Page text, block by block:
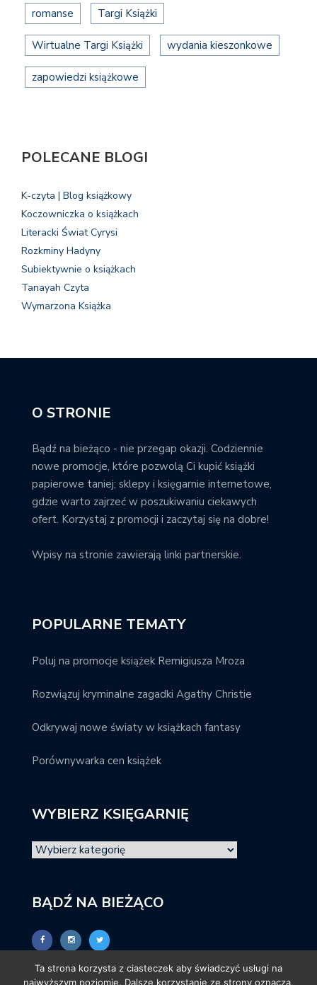
romanse Targi Książki
Wirtualne Targi Książki wydania kieszonkowe
zapowiedzi książkowe
POLECANE BLOGI
K-czyta | Blog książkowy
Koczowniczka o książkach
Literacki Świat Cyrysi
Rozkminy Hadyny
Subiektywnie o książkach
Tanayah Czyta
Wymarzona Książka
O STRONIE
Bądź na bieżąco - nie przegap okazji. Codziennie
nowe promocje, które pozwolą Ci kupić książki
papierowe taniej; sklepy i księgarnie internetowe,
gdzie warto zajrzeć w poszukiwaniu ciekawych
ofert. Korzystaj z promocji i zaczytaj się na dobre!
Wpisy na stronie zawierają linki partnerskie.
POPULARNE TEMATY
Poluj na promocje książek Remigiusza Mroza
Rozwiązuj kryminalne zagadki Agathy Christie
Odkrywaj nowe światy w książkach fantasy
Porównywarka cen książek
WYBIERZ KSIĘGARNIĘ
BĄDŹ NA BIEŻĄCO
Ta strona korzysta z ciasteczek aby świadczyć usługi na
najwyższym poziomie. Dalsze korzystanie ze strony oznacza,